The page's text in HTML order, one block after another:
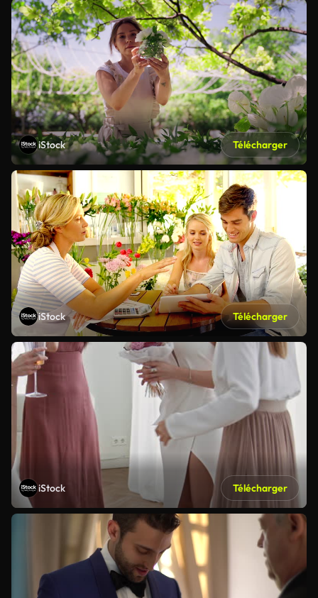
iStock Télécharger
iStock Télécharger
iStock Télécharger